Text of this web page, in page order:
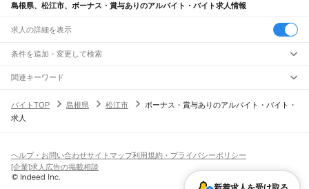
島根県、松江市、ボーナス・賞与ありのアルバイト・バイト求人情報
求人の詳細を表示
条件を追加・変更して検索
市区町村を追加・変更
島根県すべて
駅を追加・変更
仁万駅馬路駅湯里駅温泉津駅石見福光駅黒松駅浅利駅江津駅都野津駅
波子駅久代駅下府駅浜田駅 三保三隅駅岡見駅鎌手駅
石見津田駅
職種を追加・変更
飲食・フードサービスすべて
ホールスタッフキッチンスタッフ
パン屋（ベーカリー）
バー（BAR）・バーテンダー
飲食店（店長・マネージャー）
人気
日払いOK高校生歓迎 髪型・髪色自由
雇用形態を追加・変更
関連キーワード
バイトTOP
島根県 松江市
ボーナス・賞与ありのアルバイト・バイト・
求人
ヘルプ・お問い合わせサイトマップ利用規約・プライバシーポリシー
[企業]求人広告の掲載相談